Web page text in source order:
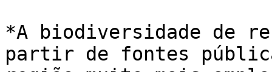
*A biodiversidade de
partir de fontes